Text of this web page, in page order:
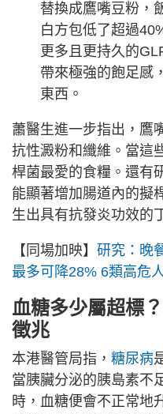
替換成鷹嘴豆粉，
白方包低了超過
更多且更持久的
帶來極強的飽足感
東西。
蕭醫生進一步指出，鷹
抗性澱粉和纖維。當這
桿菌最愛的食糧。還有
能顯著增加腸道內的擬
生出具有抗發炎功效的
【同場加映】 研究：晚
最多可降28% 6類高危
血糖多少屬超標
徵兆
本港醫管局指， 糖尿病
當胰臟分泌的胰島素不
時，血糖便會不正常地